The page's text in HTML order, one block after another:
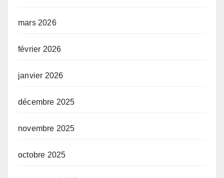
mars 2026
février 2026
janvier 2026
décembre 2025
novembre 2025
octobre 2025